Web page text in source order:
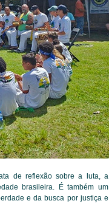
de reflexão sobre a luta, a
brasileira. É também um
e da busca por justiça e